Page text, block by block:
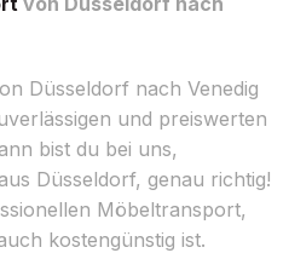
Düsseldorf nach Venedig
und preiswerten
bist du bei uns,
Düsseldorf, genau richtig!
Möbeltransport,
kostengünstig ist.